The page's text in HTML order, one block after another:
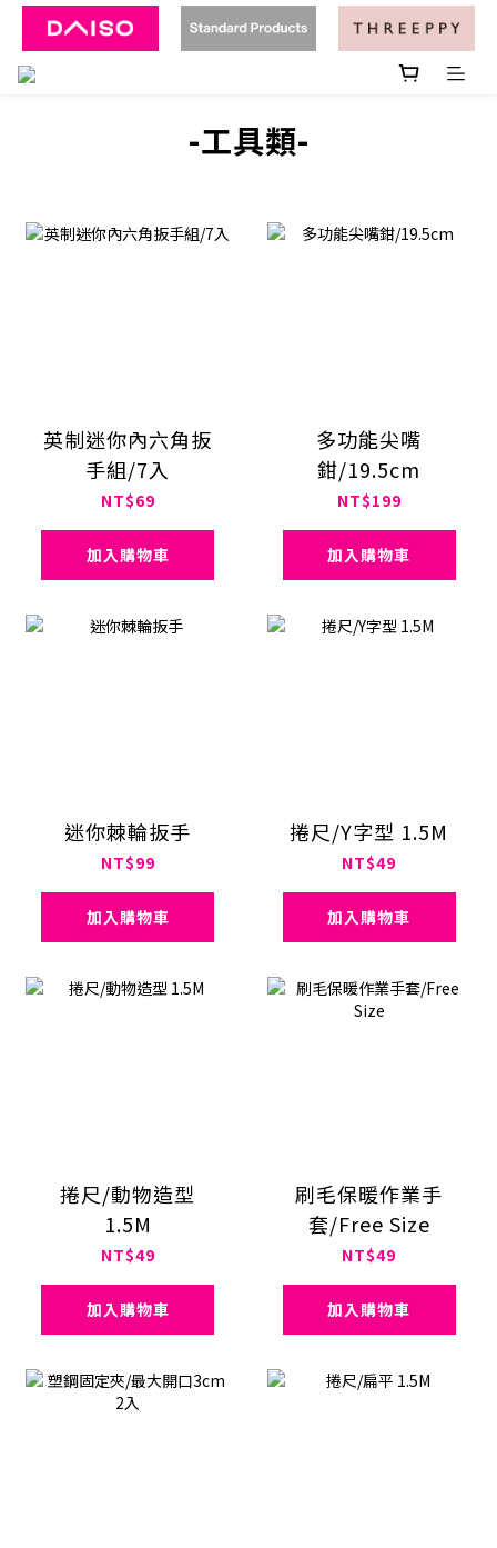
-工具類-
英制迷你內六角扳
手組/7入
NT$69
加入購物車
多功能尖嘴
鉗/19.5cm
NT$199
加入購物車
迷你棘輪扳手
NT$99
加入購物車
捲尺/Y字型 1.5M
NT$49
加入購物車
捲尺/動物造型
1.5M
NT$49
加入購物車
刷毛保暖作業手
套/Free Size
NT$49
加入購物車